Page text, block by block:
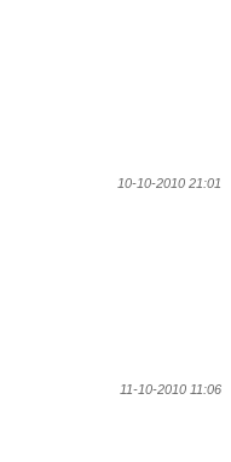
10-10-2010 21:01
11-10-2010 11:06